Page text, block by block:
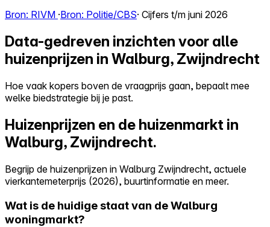
Bron: RIVM ·Bron: Politie/CBS· Cijfers t/m juni 2026
Data-gedreven inzichten voor alle
huizenprijzen in Walburg, Zwijndrecht
Hoe vaak kopers boven de vraagprijs gaan, bepaalt mee
welke biedstrategie bij je past.
Huizenprijzen en de huizenmarkt in
Walburg, Zwijndrecht.
Begrijp de huizenprijzen in Walburg Zwijndrecht, actuele
vierkantemeterprijs (2026), buurtinformatie en meer.
Wat is de huidige staat van de Walburg
woningmarkt?